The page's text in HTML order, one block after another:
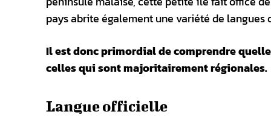
pays abrite également une variété de
Il est donc primordial de comprendre
celles qui sont majoritairement régionales.
Langue officielle